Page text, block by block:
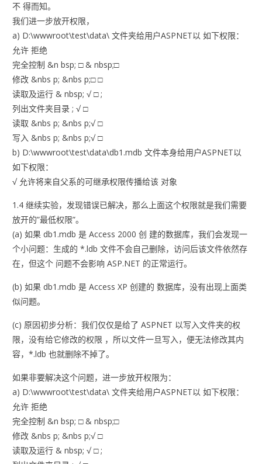
不 得而知。
我们进一步放开权限，
a) D:\wwwroot\test\data\ 文件夹给用户ASPNET以 如下权限：
允许 拒绝
完全控制 &n bsp; □ & nbsp;□
修改 &nbs p; &nbs p;□ □
读取及运行 & nbsp; √ □ ;
列出文件夹目录 ; √ □
读取 &nbs p; &nbs p;√ □
写入 &nbs p; &nbs p;√ □
b) D:\wwwroot\test\data\db1.mdb 文件本身给用户ASPNET以
如下权限：
√ 允许将来自父系的可继承权限传播给该 对象
1.4 继续实验，发现错误已解决，那么上面这个权限就是我们需要
放开的”最低权限”。
(a) 如果 db1.mdb 是 Access 2000 创 建的数据库，我们会发现一
个小问题：生成的 *.ldb 文件不会自己删除，访问后该文件依然存
在，但这个 问题不会影响 ASP.NET 的正常运行。
(b) 如果 db1.mdb 是 Access XP 创建的 数据库，没有出现上面类
似问题。
(c) 原因初步分析：我们仅仅是给了 ASPNET 以写入文件夹的权
限，没有给它修改的权限 ，所以文件一旦写入，便无法修改其内
容，*.ldb 也就删除不掉了。
如果非要解决这个问题，进一步放开权限为：
a) D:\wwwroot\test\data\ 文件夹给用户ASPNET以 如下权限：
允许 拒绝
完全控制 &n bsp; □ & nbsp;□
修改 &nbs p; &nbs p;√ □
读取及运行 & nbsp; √ □ ;